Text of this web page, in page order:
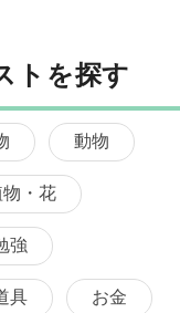
トを探す
動物
物・花
強
具 お金